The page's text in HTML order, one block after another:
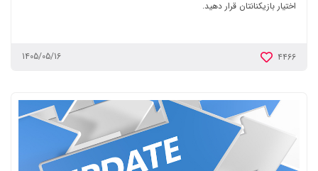
اختیار بازیکنانتان قرار دهید.
4466
1405/05/16